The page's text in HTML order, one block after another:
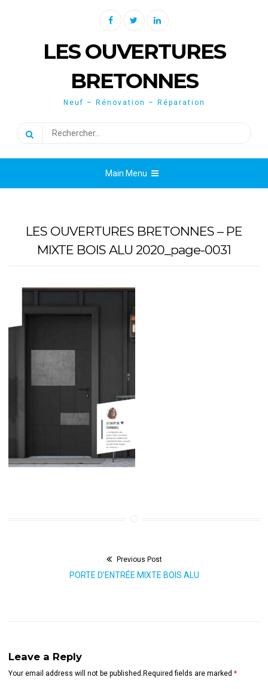
FacebookTwitterLinkedin
LES OUVERTURES
BRETONNES
Neuf – Rénovation – Réparation
Rechercher :
Main Menu
LES OUVERTURES BRETONNES – PE
MIXTE BOIS ALU 2020_page-0031
Previous Post
Previous
PORTE D’ENTRÉE MIXTE BOIS ALU
Leave a Reply
Your email address will not be published.Required fields are marked *